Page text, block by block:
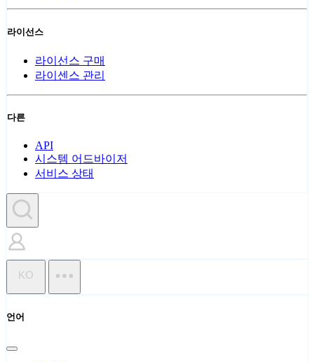
라이선스
라이선스 구매
라이센스 관리
다른
API
시스템 어드바이저
서비스 상태
KO
언어